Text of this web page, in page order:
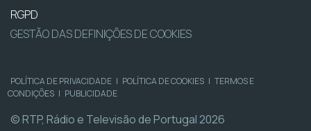
RGPD
GESTÃO DAS DEFINIÇÕES DE COOKIES
POLÍTICA DE PRIVACIDADE | POLÍTICA DE COOKIES | TERMOS E
CONDIÇÕES | PUBLICIDADE
© RTP, Rádio e Televisão de Portugal 2026